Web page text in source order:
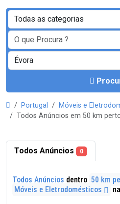
Portugal Móveis e
Todos Anúncios em 50 km
Todos Anúncios 0
Todos Anúncios dentro 50 km
Móveis e Eletrodomésticos
na